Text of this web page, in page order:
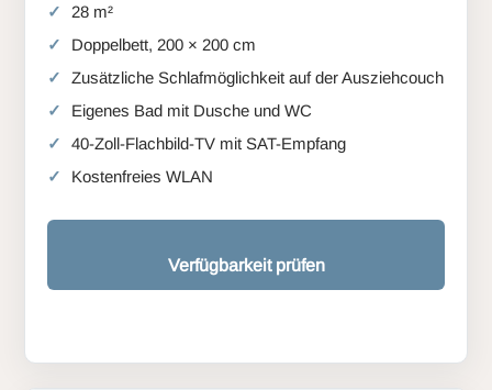
28 m²
Doppelbett, 200 × 200 cm
Zusätzliche Schlafmöglichkeit auf der Ausziehcouch
Eigenes Bad mit Dusche und WC
40-Zoll-Flachbild-TV mit SAT-Empfang
Kostenfreies WLAN
Verfügbarkeit prüfen